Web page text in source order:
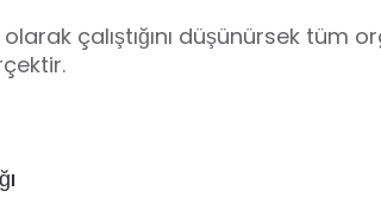
çalıştığını düşünürsek